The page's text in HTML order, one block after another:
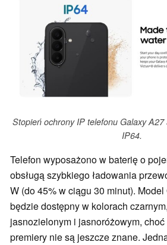
Stopień ochrony IP telefonu Galaxy A27
IP64.
Telefon wyposażono w baterię o
obsługą szybkiego ładowania
W (do 45% w ciągu 30 minut).
będzie dostępny w kolorach
jasnozielonym i jasnoróżowym,
premiery nie są jeszcze znane.